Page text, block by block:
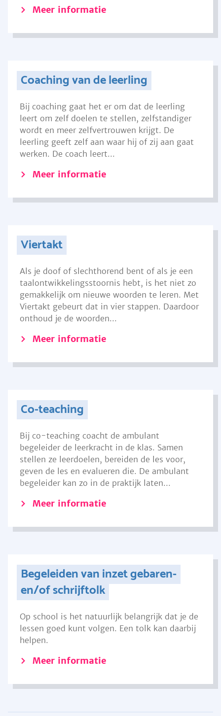
Meer informatie
Coaching van de leerling
Bij coaching gaat het er om dat de leerling
leert om zelf doelen te stellen, zelfstandiger
wordt en meer zelfvertrouwen krijgt. De
leerling geeft zelf aan waar hij of zij aan gaat
werken. De coach leert...
Meer informatie
Viertakt
Als je doof of slechthorend bent of als je een
taalontwikkelingsstoornis hebt, is het niet zo
gemakkelijk om nieuwe woorden te leren. Met
Viertakt gebeurt dat in vier stappen. Daardoor
onthoud je de woorden...
Meer informatie
Co-teaching
Bij co-teaching coacht de ambulant
begeleider de leerkracht in de klas. Samen
stellen ze leerdoelen, bereiden de les voor,
geven de les en evalueren die. De ambulant
begeleider kan zo in de praktijk laten...
Meer informatie
Begeleiden van inzet gebaren-
en/of schrijftolk
Op school is het natuurlijk belangrijk dat je de
lessen goed kunt volgen. Een tolk kan daarbij
helpen.
Meer informatie